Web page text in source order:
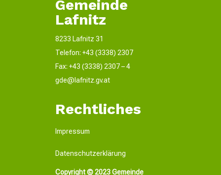
Gemeinde
Lafnitz
8233 Lafnitz 31
Telefon: +43 (3338) 2307
Fax: +43 (3338) 2307 – 4
gde@lafnitz.gv.at
Rechtliches
Impressum
Datenschutzerklärung
Copyright © 2023 Gemeinde